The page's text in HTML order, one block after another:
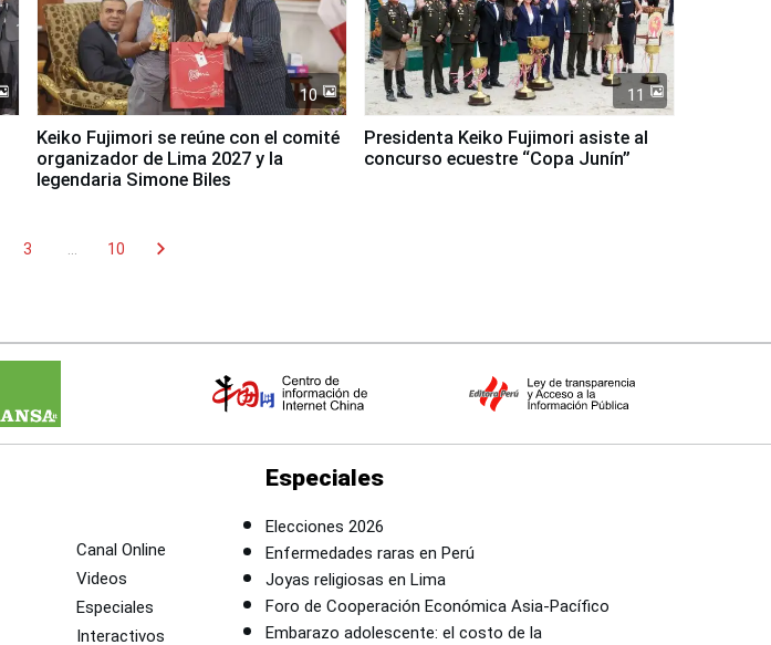
10
Keiko Fujimori se reúne con el comité
organizador de Lima 2027 y la
legendaria Simone Biles
11
Presidenta Keiko Fujimori asiste al
concurso ecuestre “Copa Junín”
3 10 chevron_right
Canal Online
Videos
Especiales
Interactivos
Especiales
Elecciones 2026
Enfermedades raras en Perú
Joyas religiosas en Lima
Foro de Cooperación Económica Asia-Pacífico
Embarazo adolescente: el costo de la